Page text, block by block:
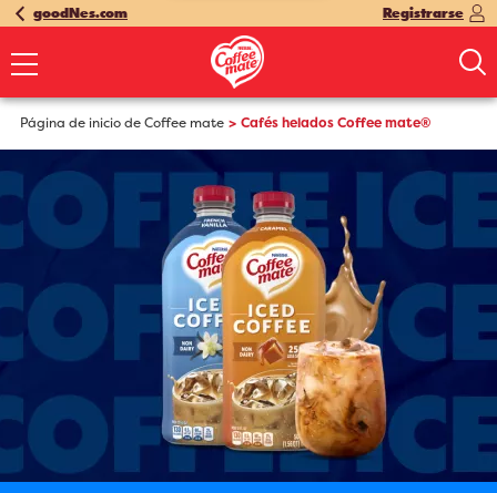
goodNes.com Registrarse
Página de inicio de Coffee mate Cafés helados Coffee mate®